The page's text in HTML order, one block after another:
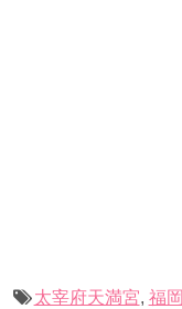
太宰府天満宮, 福岡